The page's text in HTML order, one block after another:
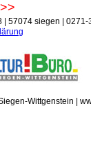
>>
57074 siegen |
Wittgenstein |